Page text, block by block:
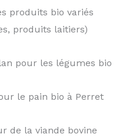
produits bio variés
produits laitiers)
pour les légumes bio
le pain bio à Perret
de la viande bovine